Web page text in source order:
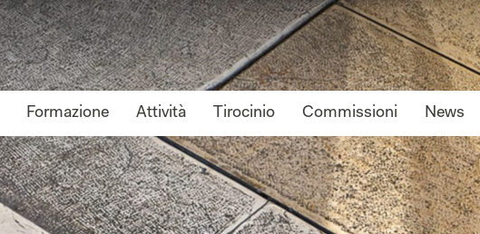
Formazione Attività Tirocinio Commissioni News